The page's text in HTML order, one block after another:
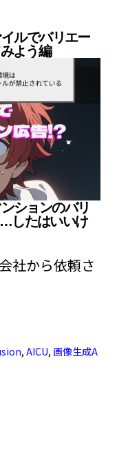
ルでバリエー
よう編
ションのバリ
したはいいけ
社から依頼さ
, AICU, 画像生成A